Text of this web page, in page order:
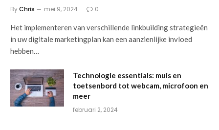
ByChris mei 9, 2024 0
Het implementeren van verschillende linkbuilding strategieën
in uw digitale marketingplan kan een aanzienlijke invloed
hebben…
Technologie essentials: muis en
toetsenbord tot webcam, microfoon en
meer
februari 2, 2024